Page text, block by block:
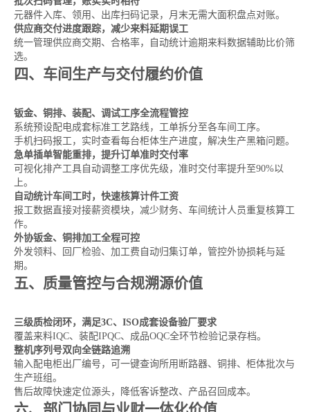
元器件入库、领用、出库扫码记录，月末无需大面积盘点对账。
供应商交付进度跟踪，减少来料延期误工
统一管理供应商交期、合格率，自动统计逾期来料数据辅助比价筛
选。
四、车间生产与交付履约价值
钣金、铜排、装配、调试工序全流程管控
系统预设配电成套标准工艺路线，工单拆分至各车间工序。
手机扫码报工，实时查看每台柜体生产进度，解决生产黑箱问题。
急单插单智能重排，提升订单准时交付率
可视化排产工具自动调整工序优先级，准时交付率提升至90%以
上。
自动统计车间工时，快速核算计件工资
报工数据直接对接薪资模块，减少财务、车间统计人员重复核算工
作。
外协钣金、铜排加工全程可控
外发领料、回厂检验、加工费自动归集订单，管控外协损耗与延
期。
五、质量管控与合规溯源价值
三级质检闭环，满足3C、ISO成套设备验厂要求
覆盖来料IQC、装配IPQC、成品OQC全环节检验记录存档。
整机序列号双向全链路追溯
输入配电柜出厂编号，可一键查询所用断路器、铜排、柜体批次与
生产班组。
售后故障快速定位源头，降低客诉整改、产品召回成本。